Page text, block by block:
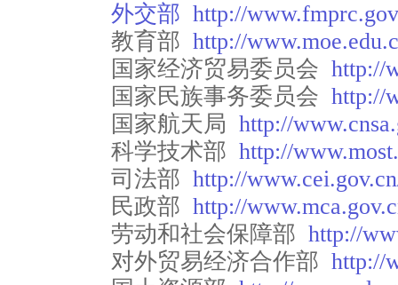
外交部 http://
教育部 http://
国家经济贸易委员会 http://
国家民族事务委员会 http://
国家航天局 http://
科学技术部 http://
司法部 http://
民政部 http://
劳动和社会保障部 http://
对外贸易经济合作部 http://